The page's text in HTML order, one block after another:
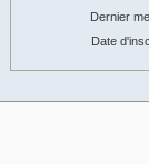
Dernier
Date